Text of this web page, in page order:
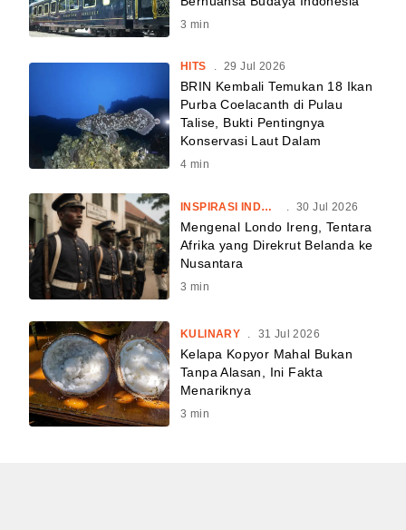
3 min
HITS . 29 Jul 2026
BRIN Kembali Temukan 18 Ikan
Purba Coelacanth di Pulau
Talise, Bukti Pentingnya
Konservasi Laut Dalam
4 min
INSPIRASI INDONESIA 30 Jul 2026
Mengenal Londo Ireng, Tentara
Afrika yang Direkrut Belanda ke
Nusantara
3 min
KULINARY . 31 Jul 2026
Kelapa Kopyor Mahal Bukan
Tanpa Alasan, Ini Fakta
Menariknya
3 min